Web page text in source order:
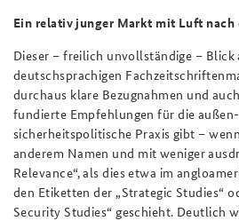
Ein relativ junger Markt mit Luft nach
Dieser – freilich unvollständige – Blick
deutschsprachigen
durchaus klare Bezugnahmen und
fundierte Empfehlungen für die
sicherheitspolitische Praxis gibt –
anderem Namen und mit weniger
Relevance“, als dies etwa im
den Etiketten der „Strategic Studies“
Security Studies“ geschieht. Deutlich